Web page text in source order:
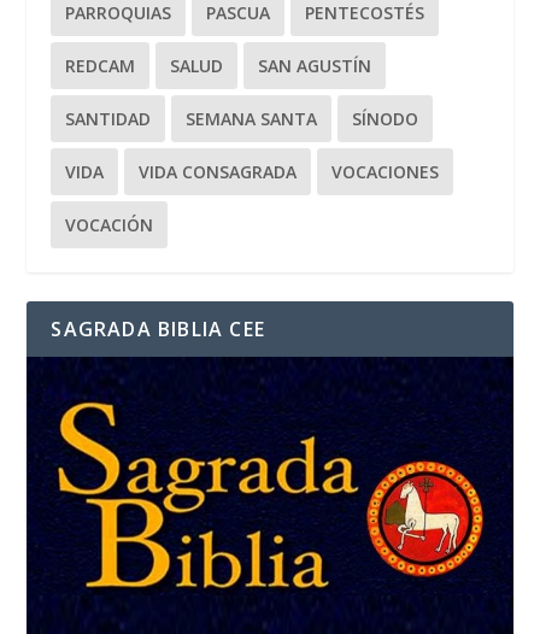
PARROQUIAS PASCUA PENTECOSTÉS
REDCAM SALUD SAN AGUSTÍN
SANTIDAD SEMANA SANTA SÍNODO
VIDA VIDA CONSAGRADA VOCACIONES
VOCACIÓN
SAGRADA BIBLIA CEE